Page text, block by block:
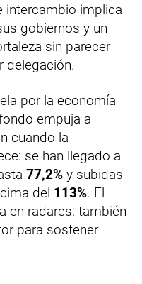
intercambio implica
gobiernos y un
sin parecer
delegación.
por la economía
empuja a
cuando la
se han llegado a
77,2% y subidas
del 113%. El
en radares: también
para sostener